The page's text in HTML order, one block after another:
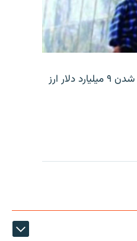
بانک مرکزی ایران روز جمعه با انتشار اطلاعیه‌ای، گفته‌های یک نماینده مجلس درباره گم شدن ۹ میلیارد دلار ارز